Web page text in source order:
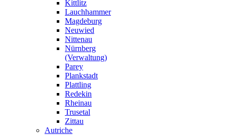
Kittlitz
Lauchhammer
Magdeburg
Neuwied
Nittenau
Nürnberg
(Verwaltung)
Parey
Plankstadt
Plattling
Redekin
Rheinau
Trusetal
Zittau
Autriche